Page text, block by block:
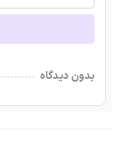
بدون دیدگاه